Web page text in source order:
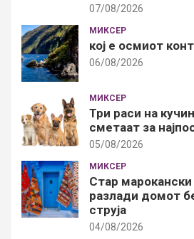
07/08/2026
МИКСЕР
кој е осмиот
06/08/2026
МИКСЕР
Три раси на
сметаат за
05/08/2026
МИКСЕР
Стар
разлади домот
струја
04/08/2026